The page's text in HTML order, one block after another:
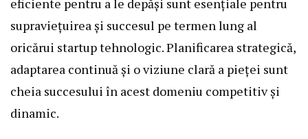
eficiente pentru a le depăși sunt esențiale pentru
supraviețuirea și succesul pe termen lung al
oricărui startup tehnologic. Planificarea strategică,
adaptarea continuă și o viziune clară a pieței sunt
cheia succesului în acest domeniu competitiv și
dinamic.